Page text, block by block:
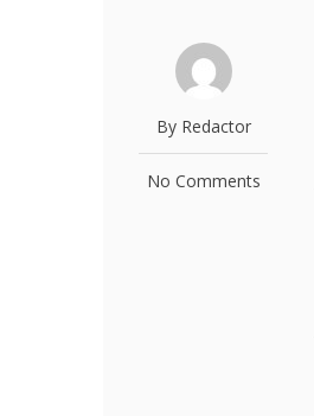
By Redactor
No Comments